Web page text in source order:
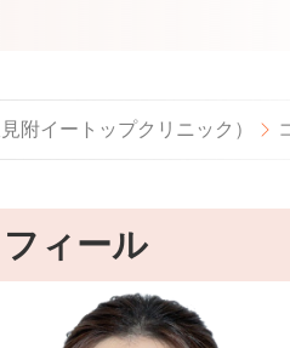
附イートップクリニック）
ィール